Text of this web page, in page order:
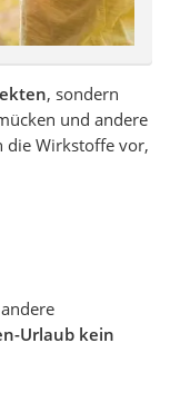
, sondern
und andere
die Wirkstoffe vor,
Urlaub kein